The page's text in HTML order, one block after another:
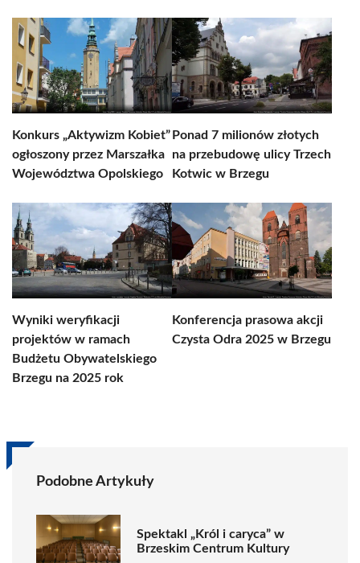
Konkurs „Aktywizm Kobiet”
ogłoszony przez Marszałka
Województwa Opolskiego
Ponad 7 milionów złotych
na przebudowę ulicy Trzech
Kotwic w Brzegu
Wyniki weryfikacji
projektów w ramach
Budżetu Obywatelskiego
Brzegu na 2025 rok
Konferencja prasowa akcji
Czysta Odra 2025 w Brzegu
Podobne Artykuły
Spektakl „Król i caryca” w
Brzeskim Centrum Kultury